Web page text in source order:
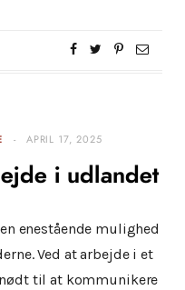
APRIL 17, 2025
i udlandet
enestående mulighed
Ved at arbejde i et
til at kommunikere